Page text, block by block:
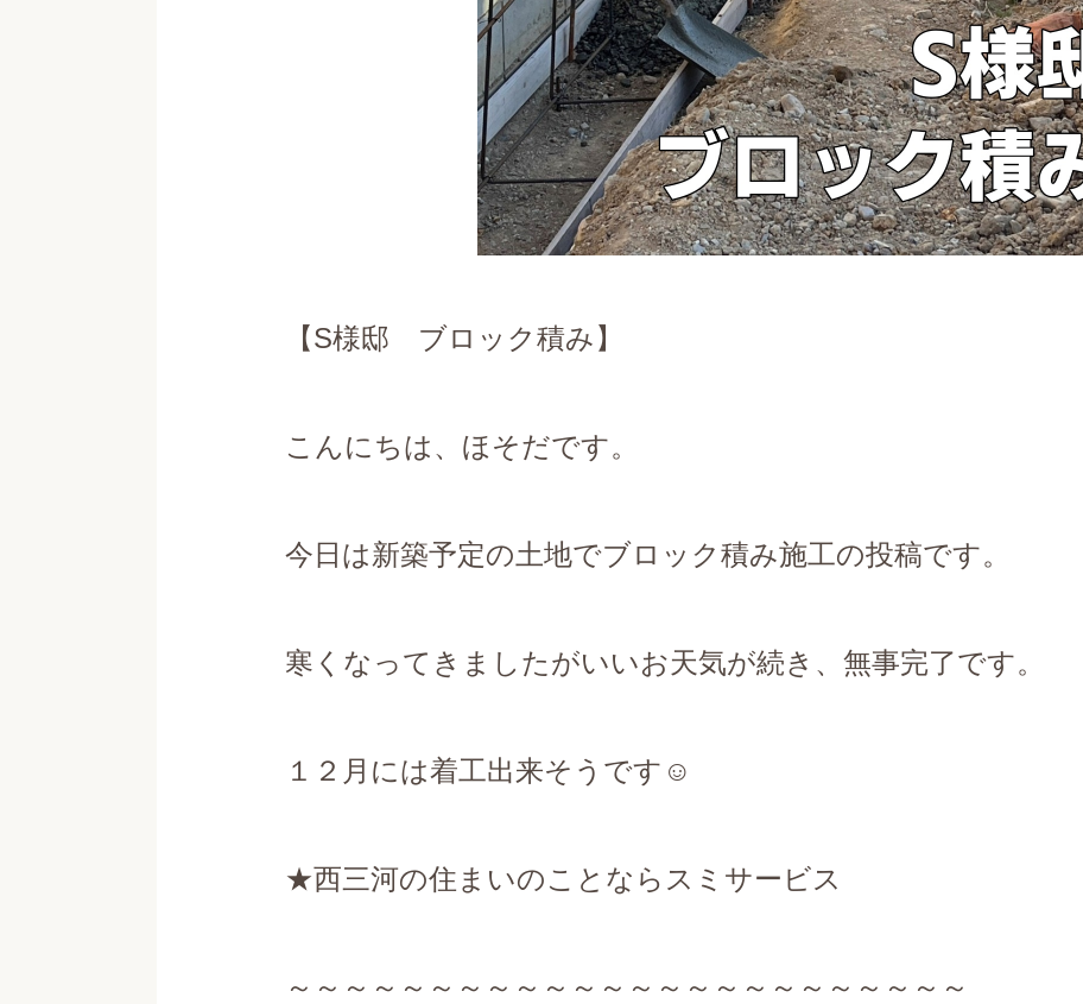
【S様邸 ブロック積み】
こんにちは、ほそだです。
今日は新築予定の土地でブロック積み施工の投稿です。
寒くなってきましたがいいお天気が続き、無事完了です。
１２月には着工出来そうです☺
★西三河の住まいのことならスミサービス
～～～～～～～～～～～～～～～～～～～～～～～～